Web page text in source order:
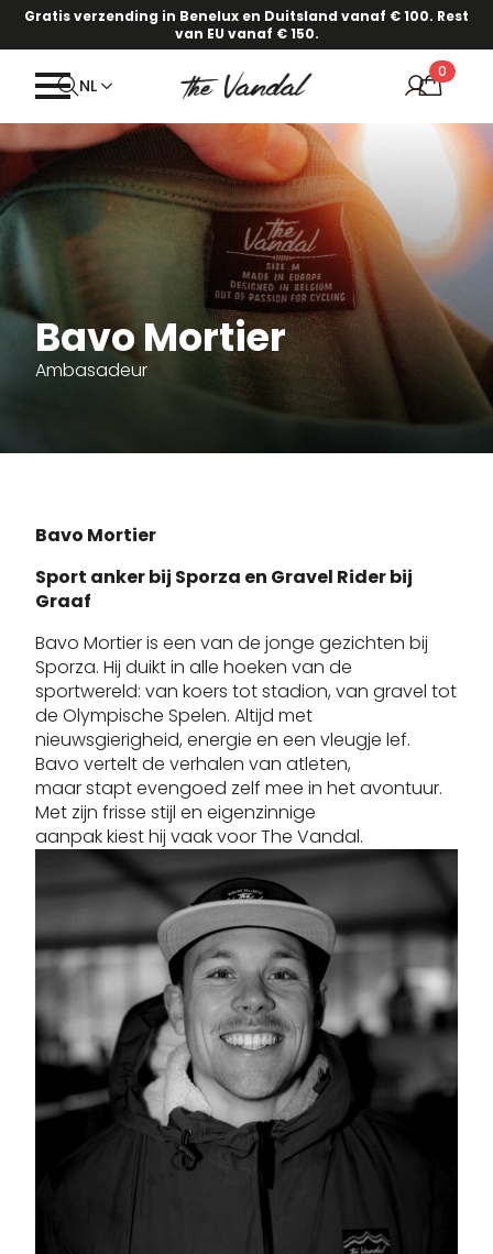
Gratis verzending in Benelux en Duitsland vanaf € 100. Rest
van EU vanaf € 150.
NL
0
Bavo Mortier
Ambasadeur
Bavo Mortier
Sport anker bij Sporza en Gravel Rider bij
Graaf
Bavo Mortier is een van de jonge gezichten bij
Sporza. Hij duikt in alle hoeken van de
sportwereld: van koers tot stadion, van gravel tot
de Olympische Spelen. Altijd met
nieuwsgierigheid, energie en een vleugje lef.
Bavo vertelt de verhalen van atleten,
maar stapt evengoed zelf mee in het avontuur.
Met zijn frisse stijl en eigenzinnige
aanpak kiest hij vaak voor The Vandal.